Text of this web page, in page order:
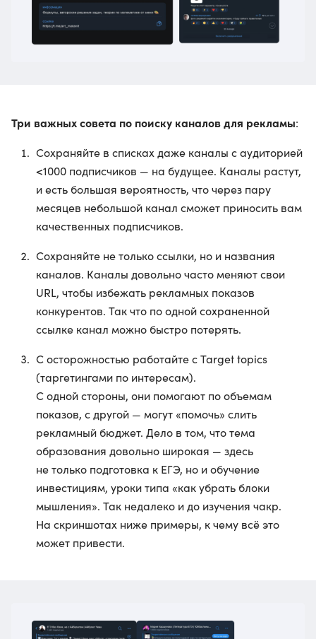
Три важных совета по поиску каналов для рекламы:
Сохраняйте в списках даже каналы с аудиторией
<1000 подписчиков — на будущее. Каналы растут,
и есть большая вероятность, что через пару
месяцев небольшой канал сможет приносить вам
качественных подписчиков.
Сохраняйте не только ссылки, но и названия
каналов. Каналы довольно часто меняют свои
URL, чтобы избежать рекламных показов
конкурентов. Так что по одной сохраненной
ссылке канал можно быстро потерять.
С осторожностью работайте с Target topics
(таргетингами по интересам).
С одной стороны, они помогают по объемам
показов, с другой — могут «помочь» слить
рекламный бюджет. Дело в том, что тема
образования довольно широкая — здесь
не только подготовка к ЕГЭ, но и обучение
инвестициям, уроки типа «как убрать блоки
мышления». Так недалеко и до изучения чакр.
На скриншотах ниже примеры, к чему всё это
может привести.